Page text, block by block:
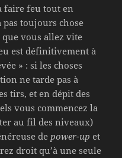
faire feu tout en
toujours chose
que vous allez vite
est définitivement à
» : si les choses
ne tarde pas à
tirs, et en dépit des
vous commencez la
au fil des niveaux)
depower-up et
droit qu’à une seule